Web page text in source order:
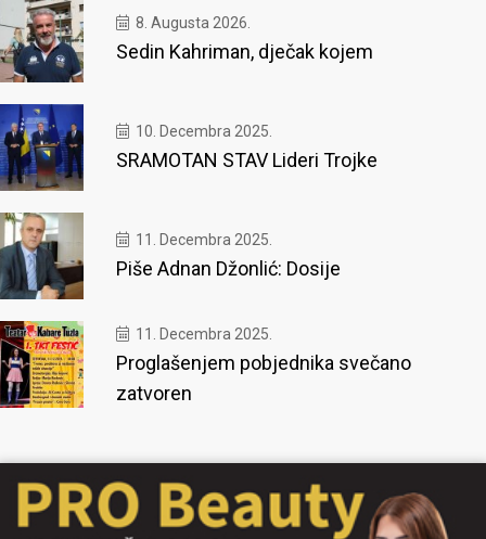
8. Augusta 2026.
Sedin Kahriman, dječak kojem
10. Decembra 2025.
SRAMOTAN STAV Lideri Trojke
11. Decembra 2025.
Piše Adnan Džonlić: Dosije
11. Decembra 2025.
Proglašenjem pobjednika svečano
zatvoren